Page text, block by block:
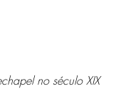
no século XIX